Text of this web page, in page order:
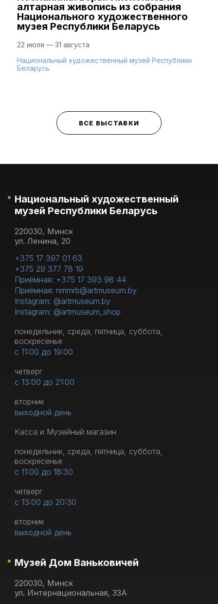
алтарная живопись из собрания
Национального художественного
музея Республики Беларусь
22 июля — 31 августа
Национальный художественный музей Республики
Беларусь
ВСЕ ВЫСТАВКИ
Национальный художественный
музей Республики Беларусь
220030, Минск
ул. Ленина, 20
+375 17 397 01 63
+375 29 377 78 19
Приёмная: +375 17 393 98 44
Приёмная: nmmrb@artmuseum.by
Instagram: @artmuseum.by
Instagram: @artmuseum_shop
понедельник, среда, пятница, суббота,
воскресенье
с 11:00 до 19:00
четверг
с 13:00 до 21:00
вторник
выходной день
Касса и Музейный магазин
понедельник, среда, пятница, суббота,
воскресенье
с 11:00 до 18:30
четверг
с 13:00 до 20:30
вторник
выходной день
Музей Дом Ваньковичей
220030, Минск
ул. Интернациональная, 33А